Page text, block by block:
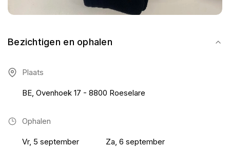
Bezichtigen en ophalen
Plaats
BE, Ovenhoek 17 - 8800 Roeselare
Ophalen
Vr, 5 september
Za, 6 september